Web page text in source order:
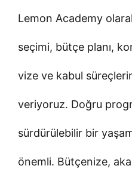
Lemon Academy
seçimi, bütçe planı,
vize ve kabul
veriyoruz. Doğru
sürdürülebilir bir
önemli. Bütçenize,